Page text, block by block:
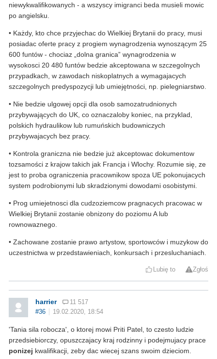
niewykwalifikowanych - a wszyscy imigranci beda musieli mowic
po angielsku.
• Każdy, kto chce przyjechac do Wielkiej Brytanii do pracy, musi
posiadac oferte pracy z progiem wynagrodzenia wynoszącym 25
600 funtów - chociaz „dolna granica” wynagrodzenia w
wysokosci 20 480 funtów bedzie akceptowana w szczegolnych
przypadkach, w zawodach niskoplatnych a wymagajacych
szczegolnych predyspozycji lub umiejętności, np. pielegniarstwo.
• Nie bedzie ulgowej opcji dla osob samozatrudnionych
przybywających do UK, co oznaczaloby koniec, na przyklad,
polskich hydraulikow lub rumuńskich budowniczych
przybywajacych bez pracy.
• Kontrola graniczna nie bedzie już akceptowac dokumentow
tozsamości z krajow takich jak Francja i Wlochy. Rozumie się, ze
jest to proba ograniczenia pracownikow spoza UE pokonujacych
system podrobionymi lub skradzionymi dowodami osobistymi.
• Prog umiejetnosci dla cudzoziemcow pragnacych pracowac w
Wielkiej Brytanii zostanie obnizony do poziomu A lub
rownowaznego.
• Zachowane zostanie prawo artystow, sportowców i muzykow do
uczestnictwa w przedstawieniach, konkursach i przesluchaniach.
Lubię to Zgłoś
harrier
11 517
#36
19.02.2020, 18:54
'Tania sila robocza', o ktorej mowi Priti Patel, to czesto ludzie
przedsiebiorczy, opuszczajacy kraj rodzinny i podejmujacy prace
ponizej kwalifikacji, zeby dac wiecej szans swoim dzieciom.